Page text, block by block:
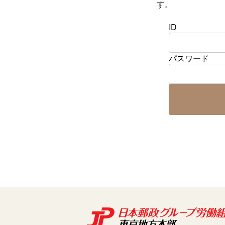
す。
ID
パスワード